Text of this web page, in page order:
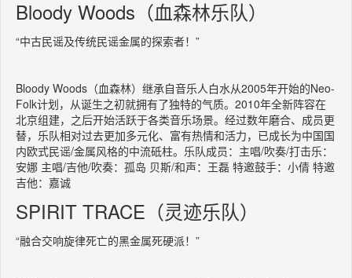
Bloody Woods（血森林乐队）
“中古民谣及传统民谣金属的探索者！”
Bloody Woods（血森林）继承自音乐人白水从2005年开始的Neo-
Folk计划，从诞生之初就拥有了独特的气质。2010年全新阵容在
北京组建，之后开始活跃于各类音乐场景。经过数年磨合、成员更
替，乐队相对过去更加多元化、富有热情和活力，已成长为中国国
内欧式民谣/金属风格的中流砥柱。乐队成员：主唱/吹奏/打击乐：
安娜 主唱/吉他/吹奏：孤岛 贝斯/和声：王磊 特邀鼓手：小倩 特邀
吉他：嘉诚
SPIRIT TRACE（灵迹乐队）
“融合交响旋律死亡的黑金属死硬派！”